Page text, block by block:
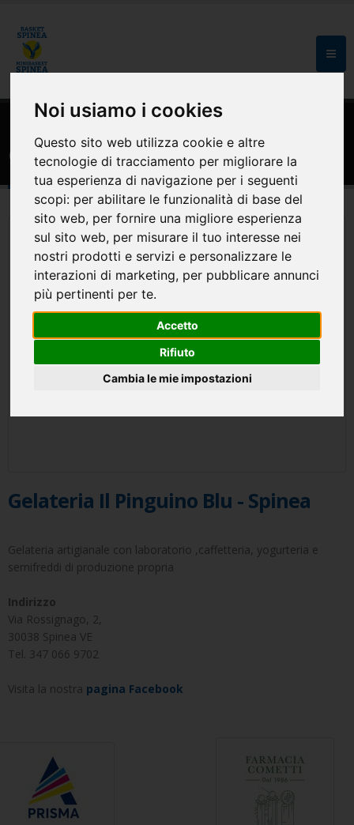
Noi usiamo i cookies
Questo sito web utilizza cookie e altre
tecnologie di tracciamento per migliorare la
tua esperienza di navigazione per i seguenti
scopi: per abilitare le funzionalità di base del
sito web, per fornire una migliore esperienza
sul sito web, per misurare il tuo interesse nei
nostri prodotti e servizi e personalizzare le
interazioni di marketing, per pubblicare annunci
più pertinenti per te.
Accetto
Rifiuto
Cambia le mie impostazioni
Gelateria Il Pinguino Blu Spinea
Gelateria Il Pinguino Blu - Spinea
Gelateria artigianale con laboratorio ,caffetteria, yogurteria e
semifreddi di produzione propria
Indirizzo
Via Rossignago, 2,
30038 Spinea VE
Tel. 347 066 9702
Visita la nostra pagina Facebook